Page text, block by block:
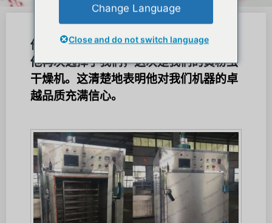
他以前购买过我们的黄粉虫筛分机。现在
他再次选择了我们，这次是我们的黄粉虫
干燥机。这清楚地表明他对我们机器的卓
越品质充满信心。
Change Language
Close and do not switch language